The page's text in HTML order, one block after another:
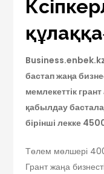
бастап жаңа
мемлекеттік
қабылдау
бірінші лекке
Төлем мөлшері
Грант жаңа